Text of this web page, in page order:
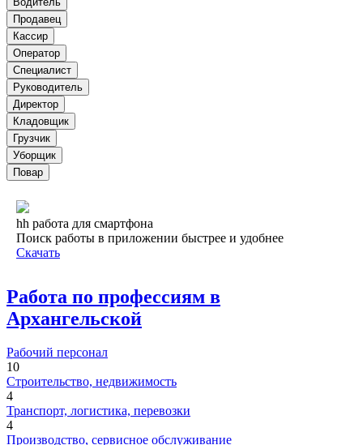
Продавец
Кассир
Оператор
Специалист
Руководитель
Директор
Кладовщик
Грузчик
Уборщик
Повар
hh работа для смартфона
Поиск работы в приложении быстрее и удобнее
Скачать
Работа по профессиям в
Архангельской
Рабочий персонал
10
Строительство, недвижимость
4
Транспорт, логистика, перевозки
4
Производство, сервисное обслуживание